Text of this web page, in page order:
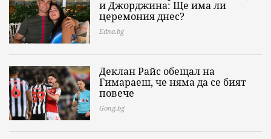
и Джорджина: Ще има ли
церемония днес?
Edna.bg
Деклан Райс обещал на
Гимараеш, че няма да се бият
повече
Gong.bg